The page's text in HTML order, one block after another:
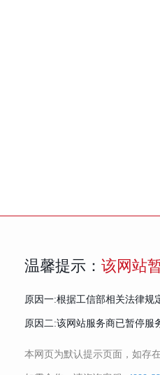
温馨提示： 该网站
原因一:根据工信部相关法律规
原因二:该网站服务商已暂停服
本网页为默认提示页面，如存